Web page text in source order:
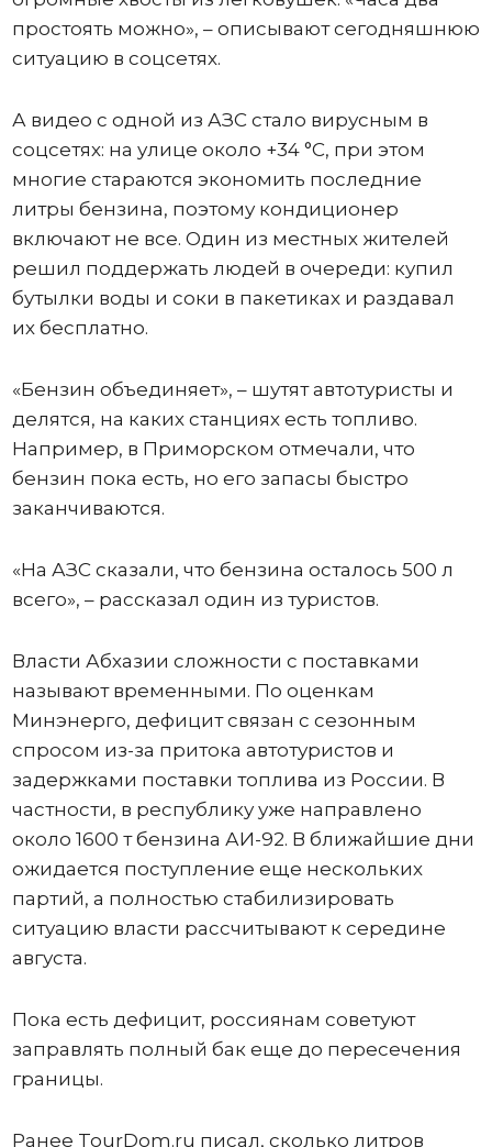
простоять можно», – описывают сегодняшнюю
ситуацию в соцсетях.
А видео с одной из АЗС стало вирусным в
соцсетях: на улице около +34 °C, при этом
многие стараются экономить последние
литры бензина, поэтому кондиционер
включают не все. Один из местных жителей
решил поддержать людей в очереди: купил
бутылки воды и соки в пакетиках и раздавал
их бесплатно.
«Бензин объединяет», – шутят автотуристы и
делятся, на каких станциях есть топливо.
Например, в Приморском отмечали, что
бензин пока есть, но его запасы быстро
заканчиваются.
«На АЗС сказали, что бензина осталось 500 л
всего», – рассказал один из туристов.
Власти Абхазии сложности с поставками
называют временными. По оценкам
Минэнерго, дефицит связан с сезонным
спросом из-за притока автотуристов и
задержками поставки топлива из России. В
частности, в республику уже направлено
около 1600 т бензина АИ-92. В ближайшие дни
ожидается поступление еще нескольких
партий, а полностью стабилизировать
ситуацию власти рассчитывают к середине
августа.
Пока есть дефицит, россиянам советуют
заправлять полный бак еще до пересечения
границы.
Ранее TourDom.ru писал, сколько литров